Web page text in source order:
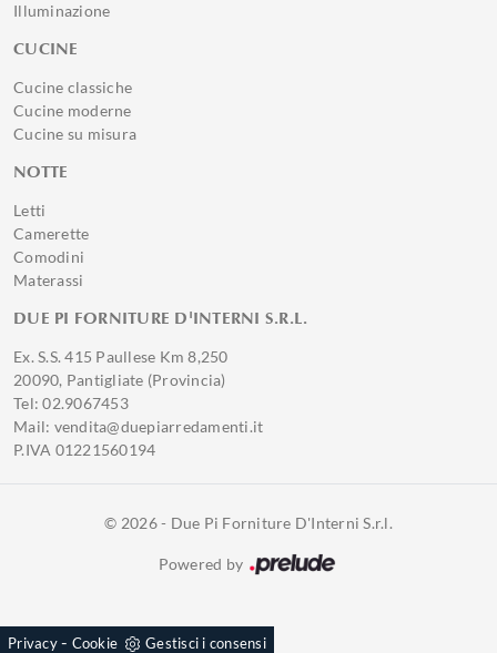
Illuminazione
CUCINE
Cucine classiche
Cucine moderne
Cucine su misura
NOTTE
Letti
Camerette
Comodini
Materassi
DUE PI FORNITURE D'INTERNI S.R.L.
Ex. S.S. 415 Paullese Km 8,250
20090, Pantigliate (Provincia)
Tel: 02.9067453
Mail: vendita@duepiarredamenti.it
P.IVA 01221560194
© 2026 - Due Pi Forniture D'Interni S.r.l.
Powered by
Privacy- Cookie Gestisci i consensi